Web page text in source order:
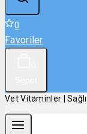
0
Favoriler
Vet Vitaminler |